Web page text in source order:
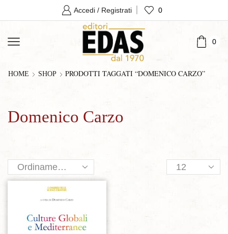
Accedi / Registrati 0
0
HOME SHOP PRODOTTI TAGGATI “DOMENICO CARZO”
Domenico Carzo
Products
Aggiungi alla lista dei desideri